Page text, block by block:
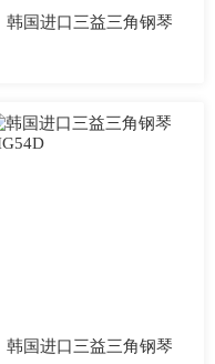
韩国进口三益三角钢琴
韩国进口三益三角钢琴